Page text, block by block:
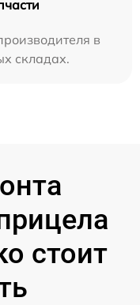
в
складах.
стоит